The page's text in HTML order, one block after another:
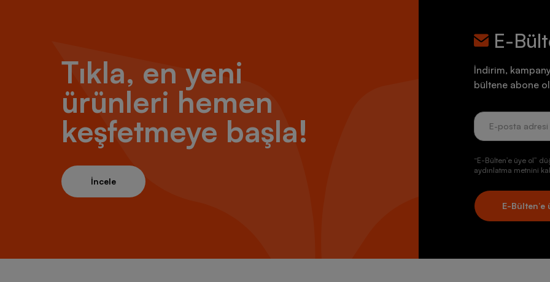
Tıkla, en yeni
ürünleri hemen
keşfetmeye başla!
İncele
E-
İndirim,
bültene abone
“E-Bülten’e üye ol”
aydınlatma metnini
E-Bülten’e